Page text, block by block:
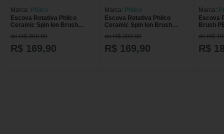
Marca: Philco
Escova Rotativa Philco
Ceramic Spin Ion Brush
PEC05V 1100W - 127v
de R$ 309,90
R$ 169,90
Marca: Philco
Escova Rotativa Philco
Ceramic Spin Ion Brush
PEC05V 1100W - 220v
de R$ 309,90
R$ 169,90
Marca:
Escova
Brush
de R$
R$